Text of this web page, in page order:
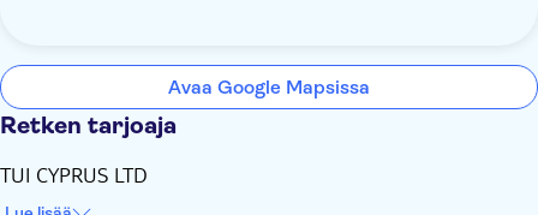
Avaa Google Mapsissa
Retken tarjoaja
TUI CYPRUS LTD